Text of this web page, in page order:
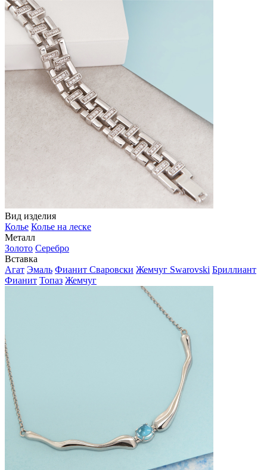
Вид изделия
Колье Колье на леске
Металл
Золото Серебро
Вставка
Агат Эмаль Фианит Сваровски Жемчуг Swarovski Бриллиант
Фианит Топаз Жемчуг